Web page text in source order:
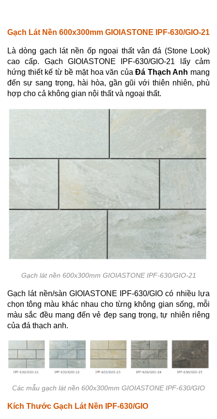
Gạch Lát Nền 600x300mm GIOIASTONE IPF-630/GIO-21
Là dòng gạch lát nền ốp ngoại thất vân đá (Stone Look)
cao cấp. Gạch GIOIASTONE IPF-630/GIO-21 lấy cảm
hứng thiết kế từ bề mặt hoa văn củaĐá Thạch Anh mang
đến sự sang trọng, hài hòa, gần gũi với thiên nhiên, phù
hợp cho cả không gian nội thất và ngoại thất.
Gạch lát nền 600x300mm GIOIASTONE IPF-630/GIO-21
Gạch lát nền/sàn GIOIASTONE IPF-630/GIO có nhiều lựa
chọn tông màu khác nhau cho từng không gian sống, mỗi
màu sắc đều mang đến vẻ đẹp sang trọng, tự nhiên riêng
của đá thạch anh.
Các mẫu gạch lát nền 600x300mm GIOIASTONE IPF-630/GIO
Kích Thước Gạch Lát Nền IPF-630/GIO